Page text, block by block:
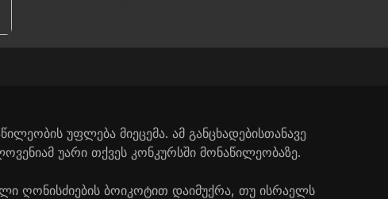
უფლება მიეცემა. ამ განცხადებისთანავე
უარი თქვეს კონკურსში მონაწილეობაზე.
ღონისძიების ბოიკოტით დაიმუქრა, თუ ისრაელს